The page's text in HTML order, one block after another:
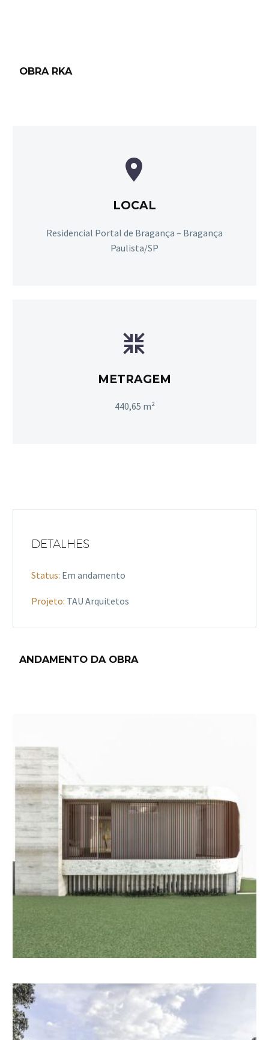
OBRA RKA


LOCAL
Residencial Portal de Bragança – Bragança
Paulista/SP


METRAGEM
440,65 m²
DETALHES
Status: Em andamento
Projeto: TAU Arquitetos
ANDAMENTO DA OBRA